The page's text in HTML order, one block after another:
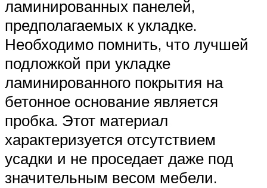
ламинированных панелей,
предполагаемых к укладке.
Необходимо помнить, что лучшей
подложкой при укладке
ламинированного покрытия на
бетонное основание является
пробка. Этот материал
характеризуется отсутствием
усадки и не проседает даже под
значительным весом мебели.